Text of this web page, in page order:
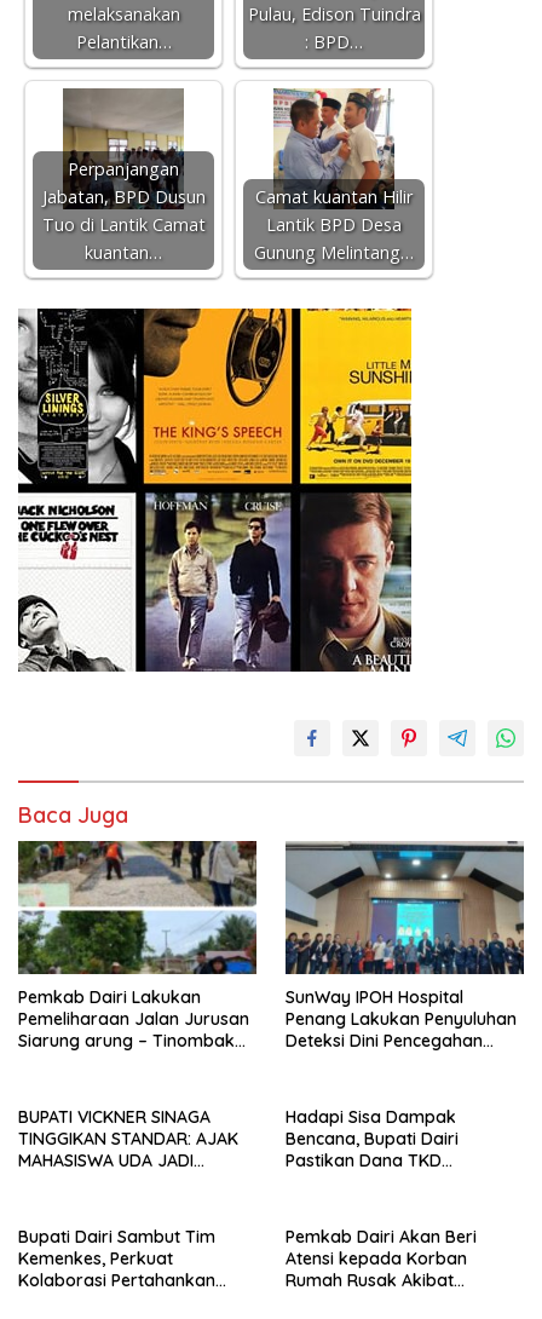
melaksanakan
Pelantikan…
Pulau, Edison Tuindra
: BPD…
Perpanjangan
Jabatan, BPD Dusun
Tuo di Lantik Camat
kuantan…
Camat kuantan Hilir
Lantik BPD Desa
Gunung Melintang…
Baca Juga
Pemkab Dairi Lakukan
Pemeliharaan Jalan Jurusan
Siarung arung – Tinombak
SunWay IPOH Hospital
Penang Lakukan Penyuluhan
Deteksi Dini Pencegahan
BUPATI VICKNER SINAGA
TINGGIKAN STANDAR: AJAK
MAHASISWA UDA JADI
LUNTUR ZAMAN
Hadapi Sisa Dampak
Bencana, Bupati Dairi
Pastikan Dana TKD
Bupati Dairi Sambut Tim
Kemenkes, Perkuat
Kolaborasi Pertahankan
Pemkab Dairi Akan Beri
Atensi kepada Korban
Rumah Rusak Akibat